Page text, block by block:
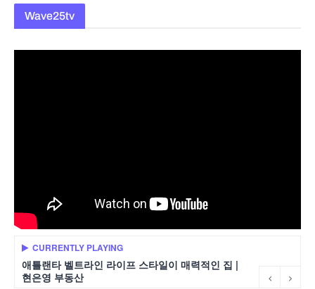
Wave25tv
CURRENTLY PLAYING
애틀랜타 벨트라인 라이프 스타일이 매력적인 집 |
현은영 부동산